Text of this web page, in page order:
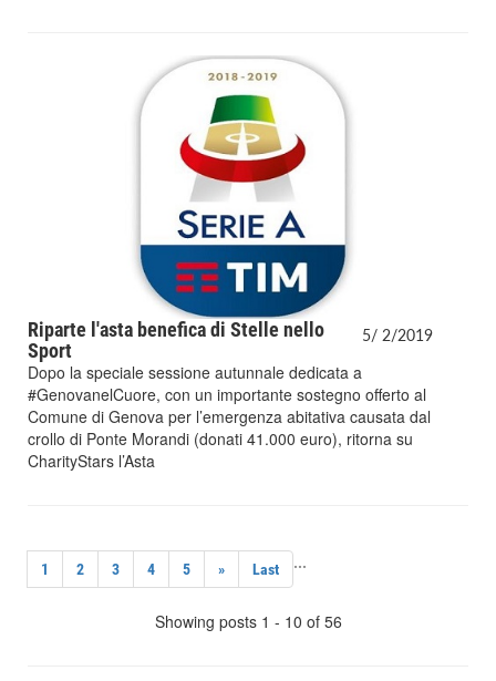
5/ 2/2019
Riparte l'asta benefica di Stelle nello
Sport
Dopo la speciale sessione autunnale dedicata a
#GenovanelCuore, con un importante sostegno offerto al
Comune di Genova per l’emergenza abitativa causata dal
crollo di Ponte Morandi (donati 41.000 euro), ritorna su
CharityStars l’Asta
1 2 3 4 5 ...
» Last
Showing posts 1 - 10 of 56